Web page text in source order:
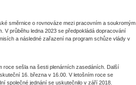
směrnice o rovnováze mezi pracovním a soukromým
průběhu ledna 2023 se předpokládá dopracování
a následné zařazení na program schůze vlády v
roce sešla na šesti plenárních zasedáních. Další
16. března v 16.00. V letošním roce se
společné jednání se uskutečnilo v září 2018.